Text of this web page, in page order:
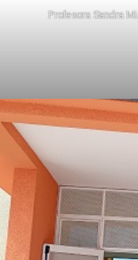
Profesora Sandra